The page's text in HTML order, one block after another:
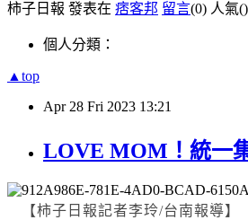
柿子日報 發表在 痞客邦 留言(0) 人氣()
個人分類：
▲top
Apr 28 Fri 2023 13:21
LOVE MOM！統一
【柿子日報記者李玲/台南報導】